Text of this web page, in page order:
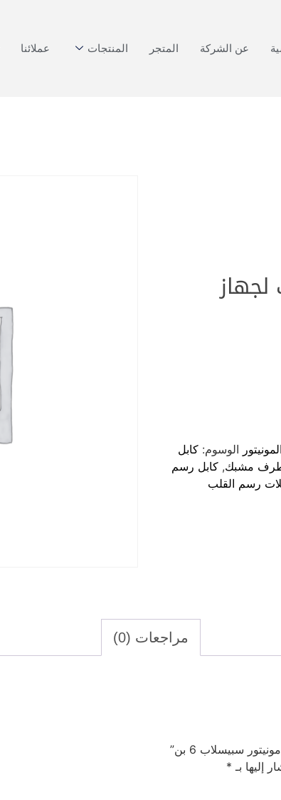
عن الشركة المتجر المنتجات عملائنا
لجهاز
الوسوم: كابل
, كابل رسم
رسم القلب
مراجعات (0)
إليها بـ *